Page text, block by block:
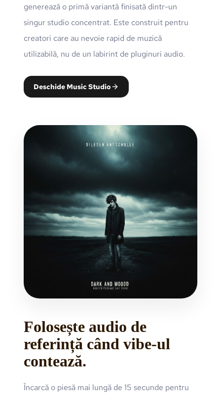
generează o primă variantă finisată dintr-un
singur studio concentrat. Este construit pentru
creatori care au nevoie rapid de muzică
utilizabilă, nu de un labirint de pluginuri audio.
Deschide Music Studio
Folosește audio de
referință când vibe-ul
contează.
Încarcă o piesă mai lungă de 15 secunde pentru